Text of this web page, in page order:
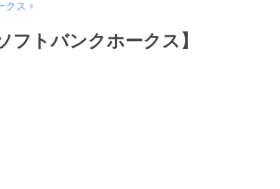
クス
フトバンクホークス】